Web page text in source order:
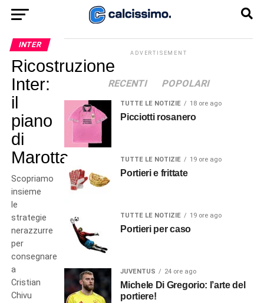
INTER
Ricostruzione
Inter:
il
piano
di
Marotta
Scopriamo
insieme
le
strategie
nerazzurre
per
consegnare
a
Cristian
Chivu
ADVERTISEMENT
RECENTI POPOLARI
TUTTE LE NOTIZIE 18 ore ago
Picciotti rosanero
TUTTE LE NOTIZIE 19 ore ago
Portieri e frittate
TUTTE LE NOTIZIE 19 ore ago
Portieri per caso
JUVENTUS 24 ore ago
Michele Di Gregorio: l’arte del
portiere!